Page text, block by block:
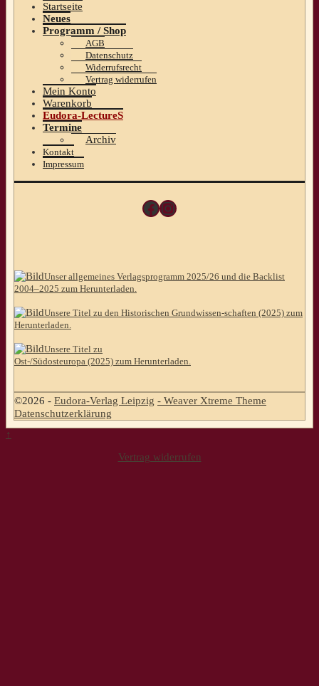
Startseite
Neues
Programm / Shop
AGB
Datenschutz
Widerrufsrecht
Vertrag widerrufen
Mein Konto
Warenkorb
Eudora-LectureS
Termine
Archiv
Kontakt
Impressum
Facebook
Instagram
Unser allgemeines Verlagsprogramm 2025/26 und die Backlist
2004–2025 zum Herunterladen.
Unsere Titel zu den Historischen Grundwissen-schaften (2025) zum
Herunterladen.
Unsere Titel zu
Ost-/Südosteuropa (2025) zum Herunterladen.
©2026 - Eudora-Verlag Leipzig - Weaver Xtreme Theme
Datenschutzerklärung
↑
Vertrag widerrufen